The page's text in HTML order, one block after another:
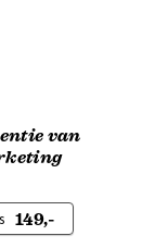
van
149,-